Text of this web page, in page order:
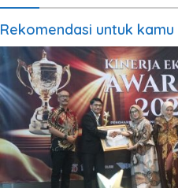
Rekomendasi untuk kamu